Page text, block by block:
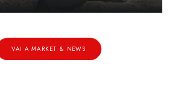
VAI A MARKET & NEWS